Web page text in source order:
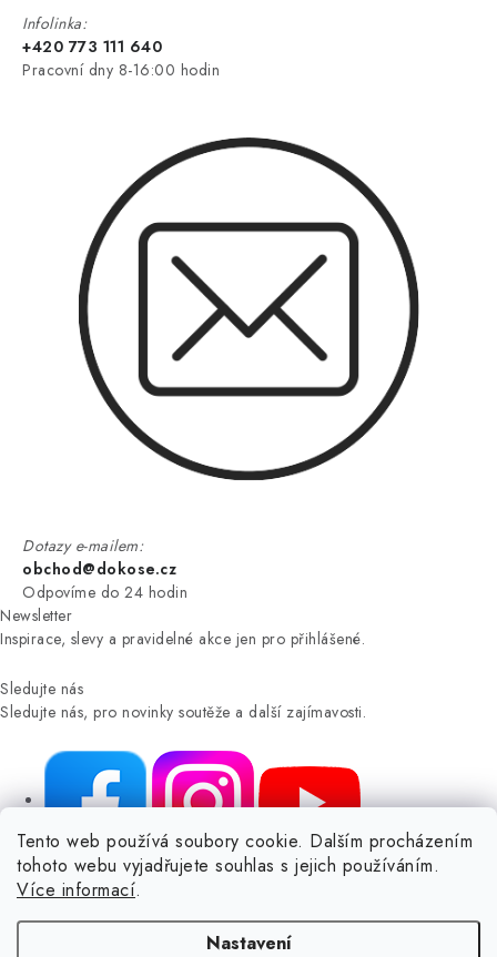
Tento web používá soubory cookie. Dalším procházením
tohoto webu vyjadřujete souhlas s jejich používáním.
Více informací.
Nastavení
Infolinka:
+420 773 111 640
Pracovní dny 8-16:00 hodin
Dotazy e-mailem:
obchod@dokose.cz
Odpovíme do 24 hodin
Newsletter
Inspirace, slevy a pravidelné akce jen pro přihlášené.
Sledujte nás
Sledujte nás, pro novinky soutěže a další zajímavosti.
NIKARO, s.r.o.
- Dokoše.cz, Veselka 48, 259 01 Olbramovice -
Votice, ČESKÁ REPUBLIKA
Podle zákona o evidenci tržeb je prodávající povinen vystavit